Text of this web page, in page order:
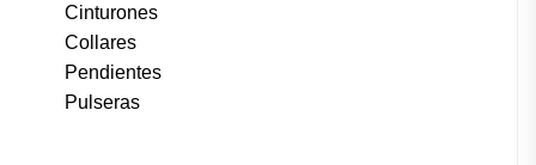
Cinturones
Collares
Pendientes
Pulseras